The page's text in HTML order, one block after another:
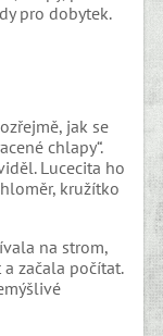
pro dobytek.
jak se
chlapy“.
Lucecita ho
kružítko
na strom,
začala počítat.